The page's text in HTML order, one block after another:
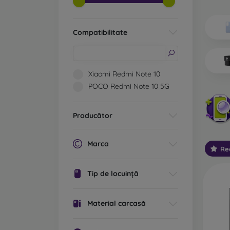
Compatibilitate
Xiaomi Redmi Note 10
POCO Redmi Note 10 5G
Producător
Marca
Tip de locuință
Material carcasă
Ce